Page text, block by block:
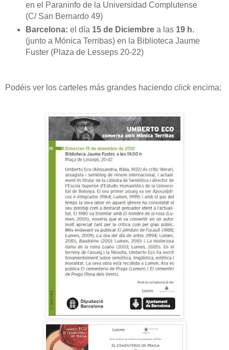
en el Paraninfo de la Universidad Complutense
(C/ San Bernardo 49)
Barcelona: el día 15 de Diciembre a las 19 h.
(junto a Mónica Terribas) en la Biblioteca Jaume
Fuster (Plaza de Lesseps 20-22)
Podéis ver los carteles más grandes haciendo clickencima: